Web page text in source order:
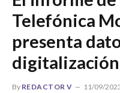
Telefónica
presenta
By REDACTOR V 11/09/